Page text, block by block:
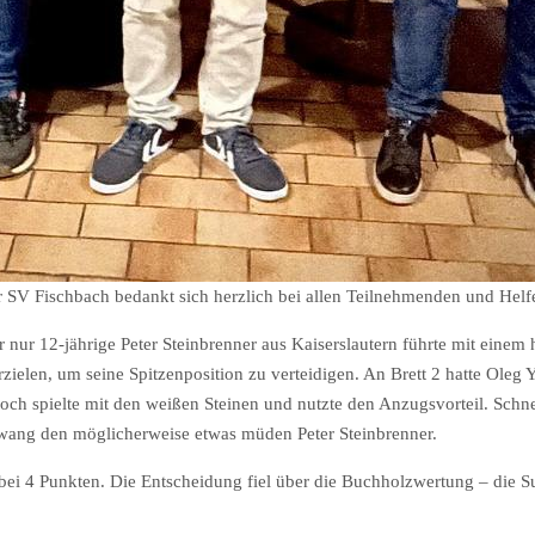
Fischbach bedankt sich herzlich bei allen Teilnehmenden und
12-jährige Peter Steinbrenner aus Kaiserslautern führte mit
um seine Spitzenposition zu verteidigen. An Brett 2 hatte
spielte mit den weißen Steinen und nutzte den Anzugsvorteil.
den möglicherweise etwas müden Peter Steinbrenner.
4 Punkten. Die Entscheidung fiel über die Buchholzwertung – die